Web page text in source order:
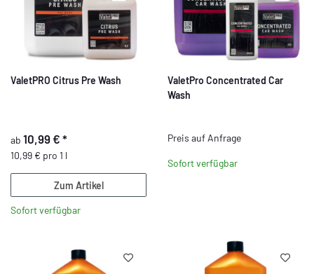
ValetPRO Citrus Pre Wash
ab 10,99 € *
10,99 € pro 1 l
Zum Artikel
Sofort verfügbar
ValetPro Concentrated Car
Wash
Preis auf Anfrage
Sofort verfügbar